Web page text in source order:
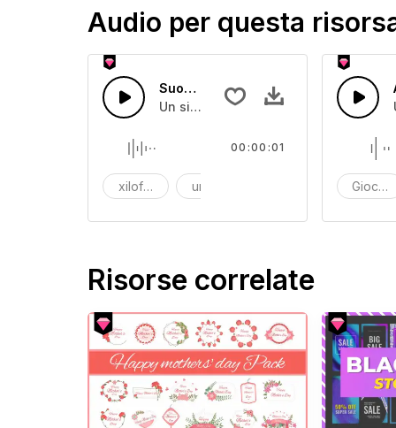
Audio per questa
Suoni acuti 4
Un singolo xilofono con un colpo
xilofono un colpo di xilofono
00:00:01
Risorse correlate